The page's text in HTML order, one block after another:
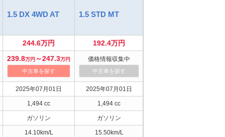
1.5 DX 4WD AT 1.5 STD MT
244.6万円 192.4万円
239.8万円 ～247.3万円
中古車を探す
価格情報収集中
中古車を探す
2025年07月01日 2025年07月01日
1,494 cc 1,494 cc
ガソリン ガソリン
14.10km/L 15.50km/L